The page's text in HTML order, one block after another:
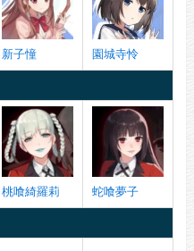
新子憧 園城寺怜
桃喰綺羅莉 蛇喰夢子